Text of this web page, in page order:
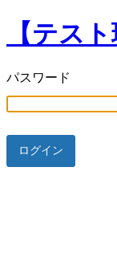
【テス
パスワード